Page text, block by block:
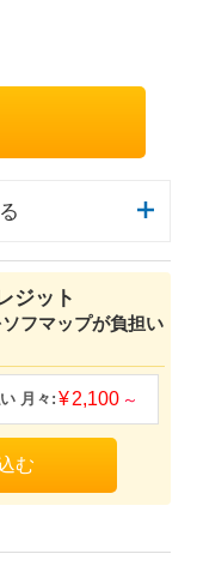
ジット
フマップが負担い
2,100